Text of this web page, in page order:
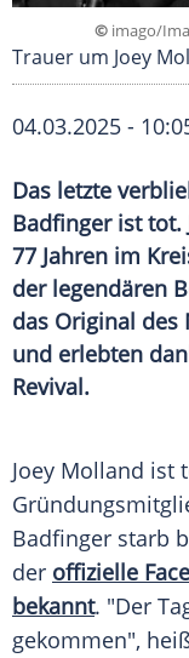
© imago/
Trauer um Joey
04.03.2025 -
Das letzte
Badfinger ist tot.
77 Jahren im
der legendären
das Original des
und erlebten
Revival.
Joey Molland ist
Badfinger starb
der offizielle
bekannt. "Der
gekommen",